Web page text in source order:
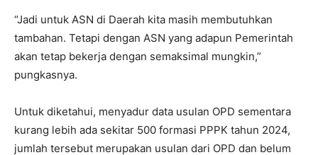
“Jadi untuk ASN di Daerah kita masih membutuhkan
tambahan. Tetapi dengan ASN yang adapun Pemerintah
akan tetap bekerja dengan semaksimal mungkin,”
pungkasnya.
Untuk diketahui, menyadur data usulan OPD sementara
kurang lebih ada sekitar 500 formasi PPPK tahun 2024,
jumlah tersebut merupakan usulan dari OPD dan belum